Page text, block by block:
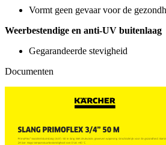
Vormt geen gevaar voor de
Weerbestendige en anti-UV buitenlaag
Gegarandeerde stevigheid
Documenten